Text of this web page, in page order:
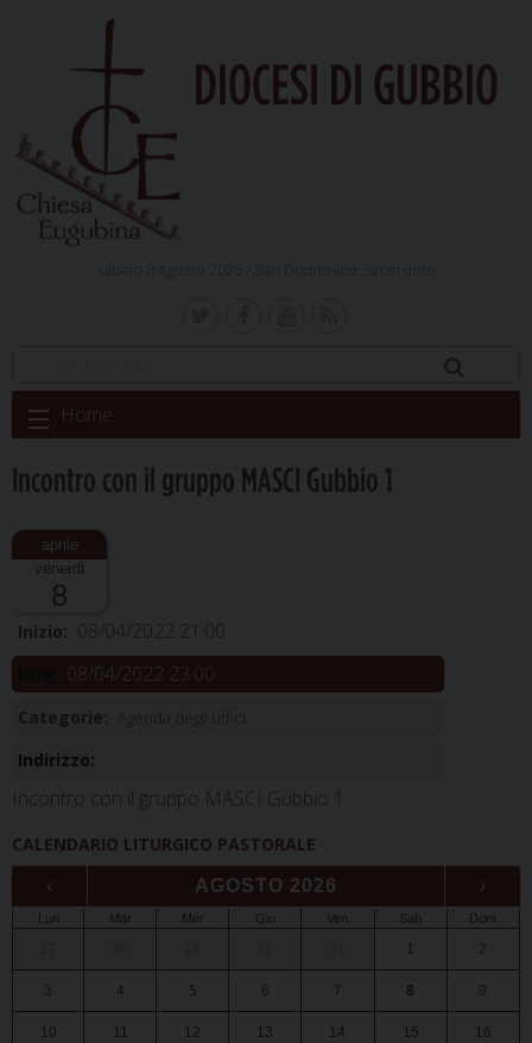
DIOCESI DI GUBBIO
Skip
to
Home
Incontro con il gruppo MASCI Gubbio 1
venerdì
8
Inizio: 08/04/2022 21:00
08/04/2022 23:00
Categorie:
Indirizzo:
Incontro con il gruppo MASCI Gubbio 1
CALENDARIO LITURGICO PASTORALE
‹ AGOSTO 2026 ›
Lun Mar Mer Gio Ven Sab Dom
1 2
3 4 5 6 7 8 9
10 11 12 13 14 15 16